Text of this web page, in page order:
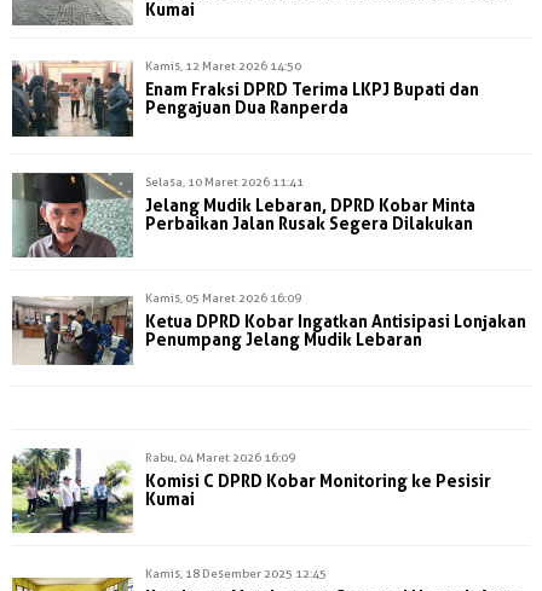
Kumai
Kamis, 12 Maret 2026 14:50
Enam Fraksi DPRD Terima LKPJ Bupati dan
Pengajuan Dua Ranperda
Selasa, 10 Maret 2026 11:41
Jelang Mudik Lebaran, DPRD Kobar Minta
Perbaikan Jalan Rusak Segera Dilakukan
Kamis, 05 Maret 2026 16:09
Ketua DPRD Kobar Ingatkan Antisipasi Lonjakan
Penumpang Jelang Mudik Lebaran
Rabu, 04 Maret 2026 16:09
Komisi C DPRD Kobar Monitoring ke Pesisir
Kumai
Kamis, 18 Desember 2025 12:45